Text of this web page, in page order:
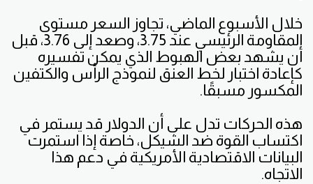
خلال الأسبوع الماضي، تجاوز السعر مستوى
المقاومة الرئيسي عند 3.75، وصعد إلى 3.76، قبل
أن يشهد بعض الهبوط الذي يمكن تفسيره
كإعادة اختبار لخط العنق لنموذج الرأس والكتفين
المكسور مسبقًا.
هذه الحركات تدل على أن الدولار قد يستمر في
اكتساب القوة ضد الشيكل، خاصة إذا استمرت
البيانات الاقتصادية الأمريكية في دعم هذا
الاتجاه.